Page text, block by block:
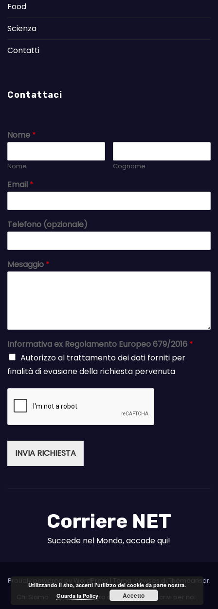
Food
Scienza
Contatti
Contattaci
Nome *
Nome Cognome
Email *
Telefono (opzionale)
Mesaggio *
Informativa ex Regolamento Europeo 679/2016 *
Autorizzo al trattamento dei dati forniti per
finalità di evasione della richiesta pervenuta
INVIA RICHIESTA
Corriere NET
Succede nel Mondo, accade qui!
Proudly powered by WordPress | Tema: Newses di Themeansar.
Chi Siamo
Collabora con noi Scrivi per noi
Utilizzando il sito, accetti l'utilizzo dei cookie da parte nostra.
Guarda la Policy
Accetto